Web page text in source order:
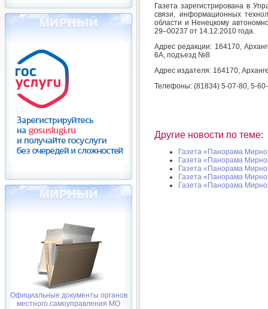
Официальные документы органов
местного самоуправления МО
Газета зарегистрирована в
связи, информационных
области и Ненецкому
29–00237 от 14.12.2010 года.
Адрес редакции: 164170,
6А, подъезд №8
Адрес издателя: 164170,
Телефоны: (81834) 5-07-80, 5-
Другие новости по теме:
Газета «Панорама
Газета «Панорама
Газета «Панорама
Газета «Панорама
Газета «Панорама